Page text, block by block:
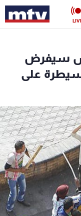
سيفرض
على